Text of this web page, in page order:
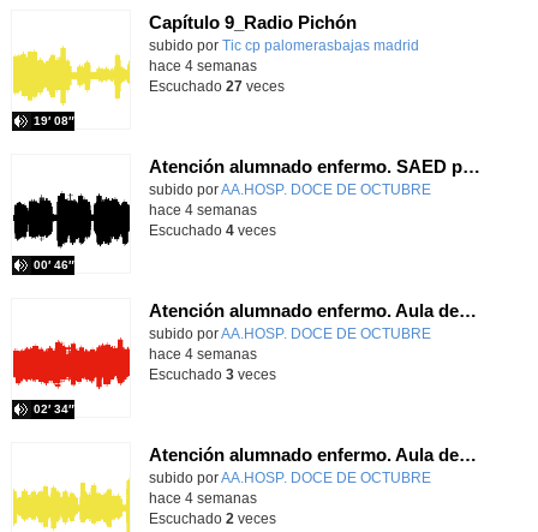
Capítulo 9_Radio Pichón
Contenido educativo.
subido por Tic cp palomerasbajas madrid
19′ 08″
hace 4 semanas
Escuchado 27veces
Atención alumnado enfermo. SAED primaria. José Nesh-Nash García
Contenido educativo.
subido porAA.HOSP. DOCE DE OCTUBRE
00′ 46″
-
hace 4 semanas
Escuchado 4veces
Atención alumnado enfermo. Aula dentro del hospital. Sara Martín Fernández.
Contenido educativo.
subido porAA.HOSP. DOCE DE OCTUBRE
02′ 34″
-
hace 4 semanas
Escuchado 3veces
Atención alumnado enfermo. Aula dentro del hospital. Rosa María Poza Hervás
Contenido educativo.
subido porAA.HOSP. DOCE DE OCTUBRE-
hace 4 semanas
Escuchado 2 veces